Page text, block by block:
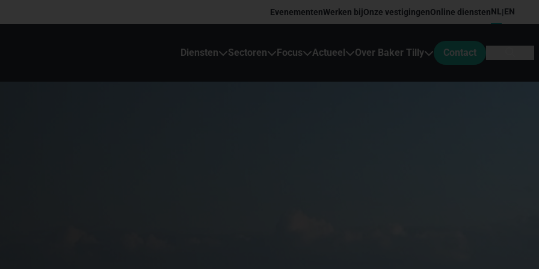
EvenementenWerken bijOnze vestigingenOnline dienstenNL|EN
Diensten Sectoren Focus Actueel Over Baker Tilly Contact